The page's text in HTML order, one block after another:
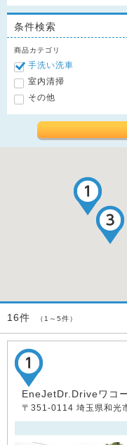
条件検索
商品カテゴリ
手洗い洗車
室内清掃
その他
16件 （1～5件）
EneJetDr.Driveワコ
〒351-0114 埼玉県和光